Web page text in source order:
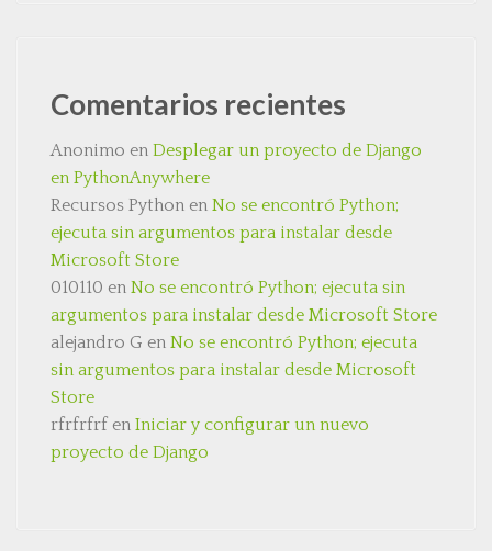
Comentarios recientes
Anonimo en Desplegar un proyecto de Django
en PythonAnywhere
Recursos Python en No se encontró Python;
ejecuta sin argumentos para instalar desde
Microsoft Store
010110 en No se encontró Python; ejecuta sin
argumentos para instalar desde Microsoft Store
alejandro G en No se encontró Python; ejecuta
sin argumentos para instalar desde Microsoft
Store
rfrfrfrf en Iniciar y configurar un nuevo
proyecto de Django